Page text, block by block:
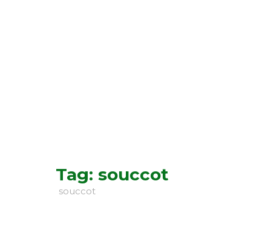
La Centrale du Loulav et Etrog
Tag: souccot
souccot